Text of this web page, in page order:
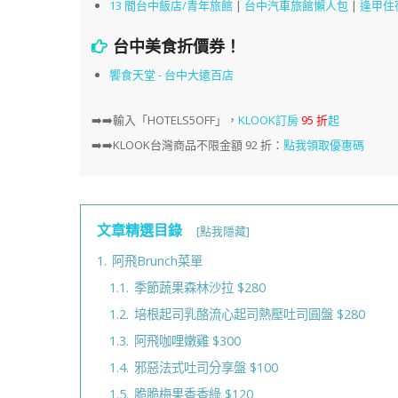
13 間台中飯店/青年旅館 | 台中汽車旅館懶人包 |逢甲住
台中美食折價券！
饗食天堂 - 台中大遠百店
➡️➡️輸入「HOTELS5OFF」，KLOOK訂房95 折起
➡️➡️KLOOK台灣商品不限金額 92 折：點我領取優惠碼
文章精選目錄 [點我隱藏]
1. 阿飛Brunch菜單
1.1. 季節蔬果森林沙拉 $280
1.2. 培根起司乳酪流心起司熱壓吐司圓盤 $280
1.3. 阿飛咖哩嫩雞 $300
1.4. 邪惡法式吐司分享盤 $100
1.5. 脆脆梅果香香綠 $120